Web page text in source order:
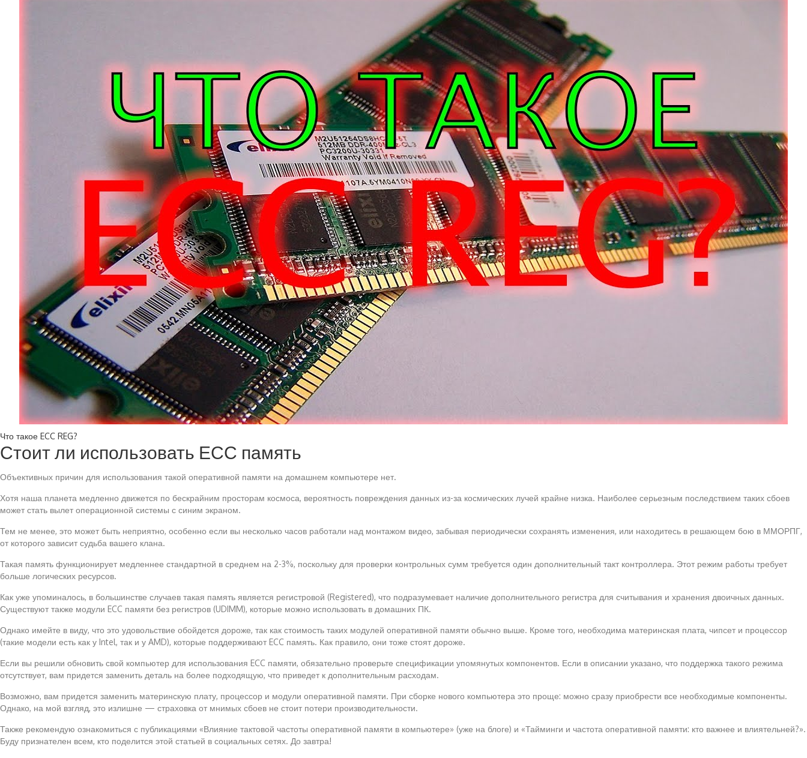
Что такое ECC REG?
Стоит ли использовать ЕСС память
Объективных причин для использования такой оперативной памяти на домашнем компьютере нет.
Хотя наша планета медленно движется по бескрайним просторам космоса, вероятность повреждения данных из-за космических лучей крайне низка. Наиболее серьезным последствием таких сбоев
может стать вылет операционной системы с синим экраном.
Тем не менее, это может быть неприятно, особенно если вы несколько часов работали над монтажом видео, забывая периодически сохранять изменения, или находитесь в решающем бою в ММОРПГ,
от которого зависит судьба вашего клана.
Такая память функционирует медленнее стандартной в среднем на 2-3%, поскольку для проверки контрольных сумм требуется один дополнительный такт контроллера. Этот режим работы требует
больше логических ресурсов.
Как уже упоминалось, в большинстве случаев такая память является регистровой (Registered), что подразумевает наличие дополнительного регистра для считывания и хранения двоичных данных.
Существуют также модули ECC памяти без регистров (UDIMM), которые можно использовать в домашних ПК.
Однако имейте в виду, что это удовольствие обойдется дороже, так как стоимость таких модулей оперативной памяти обычно выше. Кроме того, необходима материнская плата, чипсет и процессор
(такие модели есть как у Intel, так и у AMD), которые поддерживают ECC память. Как правило, они тоже стоят дороже.
Если вы решили обновить свой компьютер для использования ECC памяти, обязательно проверьте спецификации упомянутых компонентов. Если в описании указано, что поддержка такого режима
отсутствует, вам придется заменить деталь на более подходящую, что приведет к дополнительным расходам.
Возможно, вам придется заменить материнскую плату, процессор и модули оперативной памяти. При сборке нового компьютера это проще: можно сразу приобрести все необходимые компоненты.
Однако, на мой взгляд, это излишне — страховка от мнимых сбоев не стоит потери производительности.
Также рекомендую ознакомиться с публикациями «Влияние тактовой частоты оперативной памяти в компьютере» (уже на блоге) и «Тайминги и частота оперативной памяти: кто важнее и влиятельней?».
Буду признателен всем, кто поделится этой статьей в социальных сетях. До завтра!